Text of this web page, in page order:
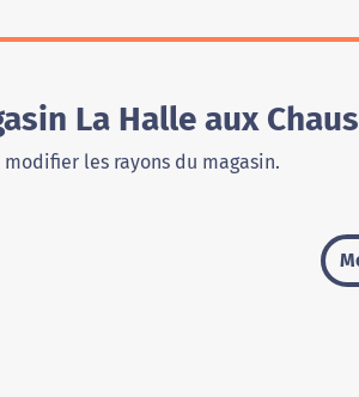
La Halle aux
les rayons du magasin.